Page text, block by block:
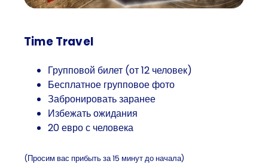
Time Travel
Групповой билет (от 12 человек)
Бесплатное групповое фото
Забронировать заранее
Избежать ожидания
20 евро с человека
(Просим вас прибыть за 15 минут до начала)